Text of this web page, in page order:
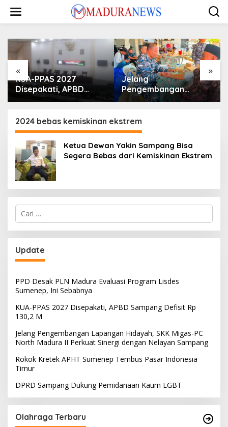
konten
« »
KUA-PPAS 2027
Disepakati, APBD
Sampang Defisit Rp
Jelang
Pengembangan
Lapangan Hidayah,
Madura II Perkuat
Sinergi dengan
Nelayan Sampang
2024 bebas kemiskinan ekstrem
Ketua Dewan Yakin Sampang Bisa
Segera Bebas dari Kemiskinan Ekstrem
Cari
untuk:
Update
PPD Desak PLN Madura Evaluasi Program Lisdes
Sumenep, Ini Sebabnya
KUA-PPAS 2027 Disepakati, APBD Sampang Defisit Rp
130,2 M
Jelang Pengembangan Lapangan Hidayah, SKK Migas-PC
North Madura II Perkuat Sinergi dengan Nelayan Sampang
Rokok Kretek APHT Sumenep Tembus Pasar Indonesia
Timur
DPRD Sampang Dukung Pemidanaan Kaum LGBT
Olahraga Terbaru